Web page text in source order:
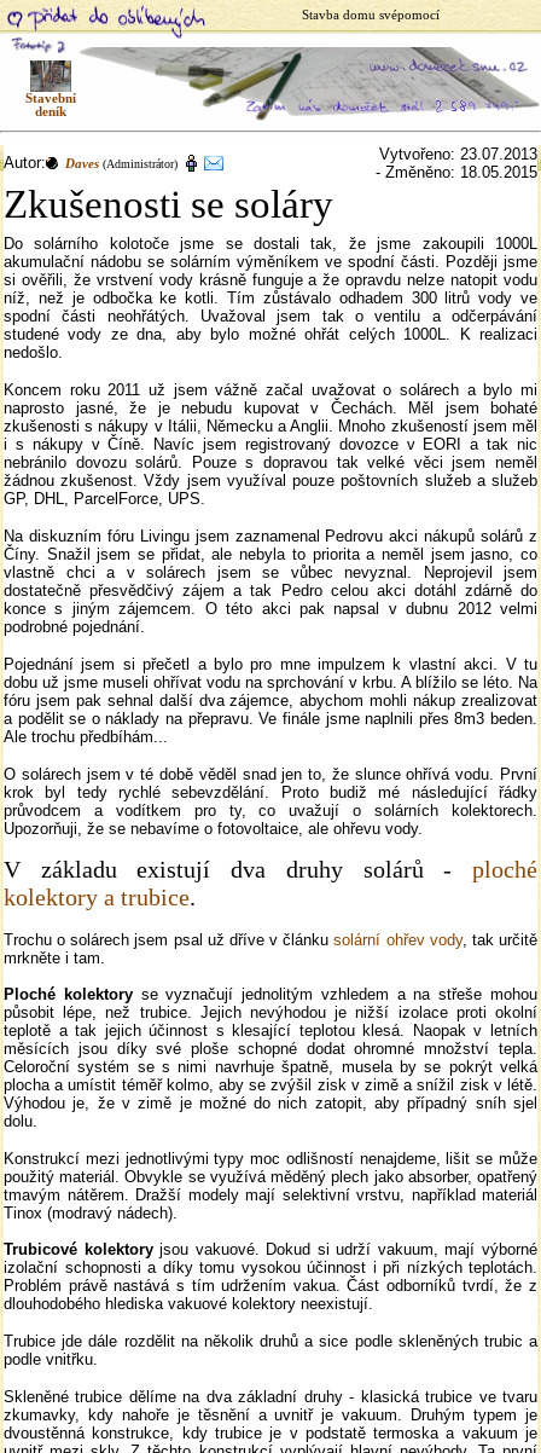
Stavba domu svépomocí
Stavební
deník
Autor: Daves (Administrátor)
Vytvořeno: 23.07.2013
- Změněno: 18.05.2015
Zkušenosti se soláry
Do solárního kolotoče jsme se dostali tak, že jsme zakoupili 1000L
akumulační nádobu se solárním výměníkem ve spodní části. Později jsme
si ověřili, že vrstvení vody krásně funguje a že opravdu nelze natopit vodu
níž, než je odbočka ke kotli. Tím zůstávalo odhadem 300 litrů vody ve
spodní části neohřátých. Uvažoval jsem tak o ventilu a odčerpávání
studené vody ze dna, aby bylo možné ohřát celých 1000L. K realizaci
nedošlo.
Koncem roku 2011 už jsem vážně začal uvažovat o solárech a bylo mi
naprosto jasné, že je nebudu kupovat v Čechách. Měl jsem bohaté
zkušenosti s nákupy v Itálii, Německu a Anglii. Mnoho zkušeností jsem měl
i s nákupy v Číně. Navíc jsem registrovaný dovozce v EORI a tak nic
nebránilo dovozu solárů. Pouze s dopravou tak velké věci jsem neměl
žádnou zkušenost. Vždy jsem využíval pouze poštovních služeb a služeb
GP, DHL, ParcelForce, UPS.
Na diskuzním fóru Livingu jsem zaznamenal Pedrovu akci nákupů solárů z
Číny. Snažil jsem se přidat, ale nebyla to priorita a neměl jsem jasno, co
vlastně chci a v solárech jsem se vůbec nevyznal. Neprojevil jsem
dostatečně přesvědčivý zájem a tak Pedro celou akci dotáhl zdárně do
konce s jiným zájemcem. O této akci pak napsal v dubnu 2012 velmi
podrobné pojednání.
Pojednání jsem si přečetl a bylo pro mne impulzem k vlastní akci. V tu
dobu už jsme museli ohřívat vodu na sprchování v krbu. A blížilo se léto. Na
fóru jsem pak sehnal další dva zájemce, abychom mohli nákup zrealizovat
a podělit se o náklady na přepravu. Ve finále jsme naplnili přes 8m3 beden.
Ale trochu předbíhám...
O solárech jsem v té době věděl snad jen to, že slunce ohřívá vodu. První
krok byl tedy rychlé sebevzdělání. Proto budiž mé následující řádky
průvodcem a vodítkem pro ty, co uvažují o solárních kolektorech.
Upozorňuji, že se nebavíme o fotovoltaice, ale ohřevu vody.
V základu existují dva druhy solárů - ploché
kolektory a trubice.
Trochu o solárech jsem psal už dříve v článkusolární ohřev vody, tak určitě
mrkněte i tam.
Ploché kolektory se vyznačují jednolitým vzhledem a na střeše mohou
působit lépe, než trubice. Jejich nevýhodou je nižší izolace proti okolní
teplotě a tak jejich účinnost s klesající teplotou klesá. Naopak v letních
měsících jsou díky své ploše schopné dodat ohromné množství tepla.
Celoroční systém se s nimi navrhuje špatně, musela by se pokrýt velká
plocha a umístit téměř kolmo, aby se zvýšil zisk v zimě a snížil zisk v létě.
Výhodou je, že v zimě je možné do nich zatopit, aby případný sníh sjel
dolu.
Konstrukcí mezi jednotlivými typy moc odlišností nenajdeme, lišit se může
použitý materiál. Obvykle se využívá měděný plech jako absorber, opatřený
tmavým nátěrem. Dražší modely mají selektivní vrstvu, například materiál
Tinox (modravý nádech).
Trubicové kolektoryjsou vakuové. Dokud si udrží vakuum, mají výborné
izolační schopnosti a díky tomu vysokou účinnost i při nízkých teplotách.
Problém právě nastává s tím udržením vakua. Část odborníků tvrdí, že z
dlouhodobého hlediska vakuové kolektory neexistují.
Trubice jde dále rozdělit na několik druhů a sice podle skleněných trubic a
podle vnitřku.
Skleněné trubice dělíme na dva základní druhy - klasická trubice ve tvaru
zkumavky, kdy nahoře je těsnění a uvnitř je vakuum. Druhým typem je
dvoustěnná konstrukce, kdy trubice je v podstatě termoska a vakuum je